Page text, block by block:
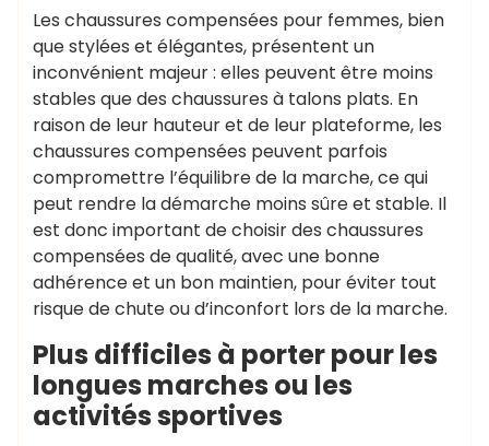
Les chaussures compensées pour femmes, bien
que stylées et élégantes, présentent un
inconvénient majeur : elles peuvent être moins
stables que des chaussures à talons plats. En
raison de leur hauteur et de leur plateforme, les
chaussures compensées peuvent parfois
compromettre l’équilibre de la marche, ce qui
peut rendre la démarche moins sûre et stable. Il
est donc important de choisir des chaussures
compensées de qualité, avec une bonne
adhérence et un bon maintien, pour éviter tout
risque de chute ou d’inconfort lors de la marche.
Plus difficiles à porter pour les
longues marches ou les
activités sportives